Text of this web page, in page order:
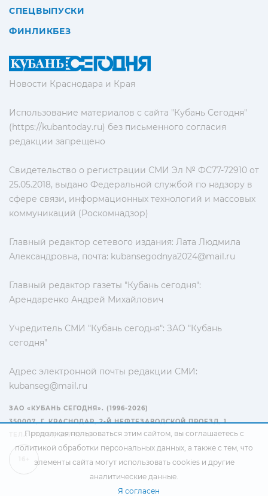
Новости Краснодара и Края
Использование материалов с сайта "Кубань Сегодня"
(https://kubantoday.ru) без письменного согласия
редакции запрещено
Свидетельство о регистрации СМИ Эл № ФС77-72910 от
25.05.2018, выдано Федеральной службой по надзору в
сфере связи, информационных технологий и массовых
коммуникаций (Роскомнадзор)
Главный редактор сетевого издания: Лата Людмила
Александровна, почта: kubansegodnya2024@mail.ru
Главный редактор газеты "Кубань сегодня":
Арендаренко Андрей Михайлович
Учредитель СМИ "Кубань сегодня": ЗАО "Кубань
сегодня"
Адрес электронной почты редакции СМИ:
kubanseg@mail.ru
СПЕЦВЫПУСКИ
ФИНЛИКБЕЗ
ЗАО «КУБАНЬ СЕГОДНЯ». (1996-2026)
350007, Г. КРАСНОДАР, 2-Й НЕФТЕЗАВОДСКОЙ ПРОЕЗД, 1
ТЕЛ.: +7(861) 267-15-15
Продолжая пользоваться этим сайтом, вы соглашаетесь с
политикой обработки персональных данных, а также с тем, что
элементы сайта могут использовать cookies и другие
аналитические данные.
Я согласен